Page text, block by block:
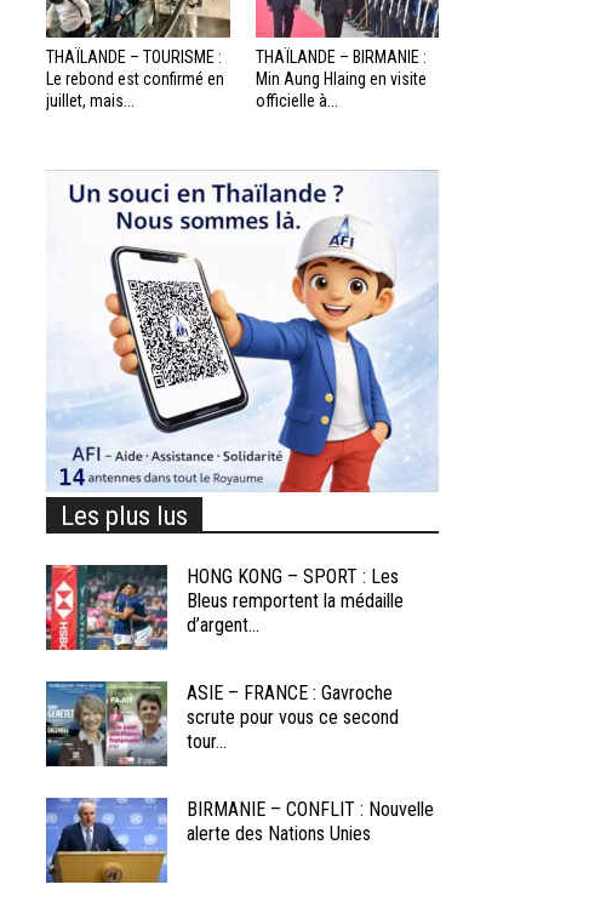
THAÏLANDE – TOURISME :
Le rebond est confirmé en
juillet, mais...
THAÏLANDE – BIRMANIE :
Min Aung Hlaing en visite
officielle à...
Les plus lus
HONG KONG – SPORT : Les
Bleus remportent la médaille
d’argent...
ASIE – FRANCE : Gavroche
scrute pour vous ce second
tour...
BIRMANIE – CONFLIT : Nouvelle
alerte des Nations Unies